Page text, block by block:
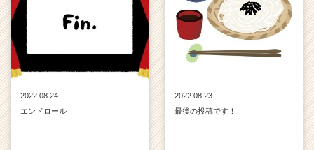
2022.08.24
エンドロール
2022.08.23
最後の投稿です！